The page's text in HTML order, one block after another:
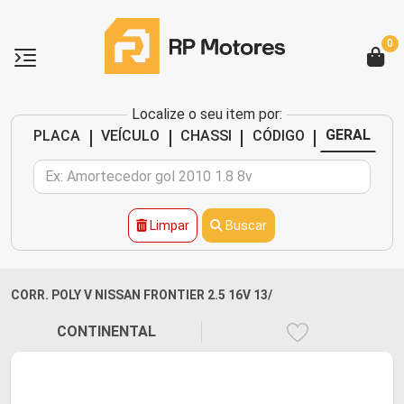
Localize o seu item por:
PLACA
| VEÍCULO | CHASSI | CÓDIGO | GERAL
Limpar Buscar
0
CORR. POLY V NISSAN FRONTIER 2.5 16V 13/
CONTINENTAL